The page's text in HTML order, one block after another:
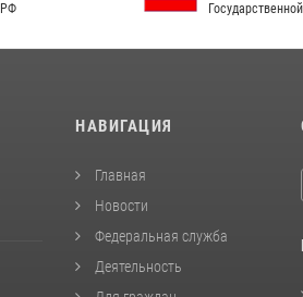
Государственной власти РФ
НАВИГАЦИЯ
Главная
Новости
Федеральная служба
Деятельность